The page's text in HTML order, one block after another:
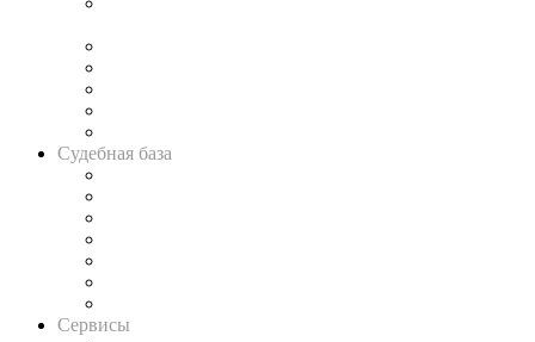
Судебная база
Сервисы